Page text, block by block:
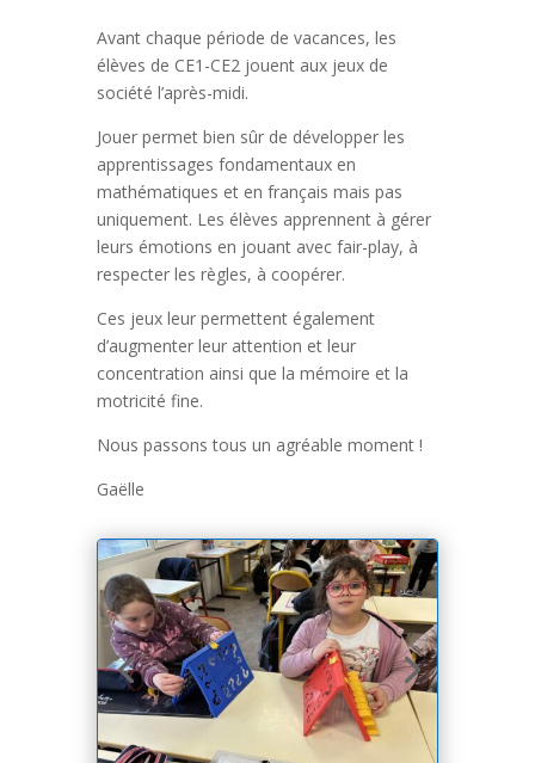
Avant chaque période de vacances, les
élèves de CE1-CE2 jouent aux jeux de
société l’après-midi.
Jouer permet bien sûr de développer les
apprentissages fondamentaux en
mathématiques et en français mais pas
uniquement. Les élèves apprennent à gérer
leurs émotions en jouant avec fair-play, à
respecter les règles, à coopérer.
Ces jeux leur permettent également
d’augmenter leur attention et leur
concentration ainsi que la mémoire et la
motricité fine.
Nous passons tous un agréable moment !
Gaëlle